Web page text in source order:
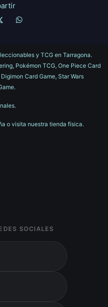
y TCG en Tarragona.
Pokémon TCG, One Piece Card
Card Game, Star Wars
o visita nuestra tienda física.
SOCIALES